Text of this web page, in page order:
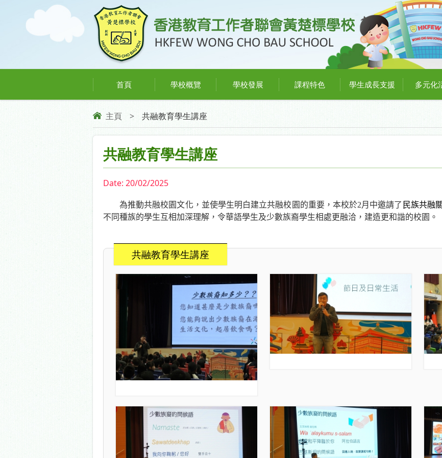
首頁 學校概覽 學校發展 課程特色 學生成長支援 多元化
主頁 > 共融教育學生講座
共融教育學生講座
Date: 20/02/2025
為推動共融校園文化，並使學生明白建立共融校園的重要，本校於2月中邀請了 民族共融
不同種族的學生互相加深理解，令華語學生及少數族裔學生相處更融洽，建造更和諧的校園 。
共融教育學生講座